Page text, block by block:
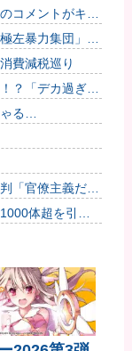
コメントがキモ
るんや…」
左暴力集団」発
費減税巡り
？「デカ過ぎん
る…
「官僚主義だっ
り！
体超を引き